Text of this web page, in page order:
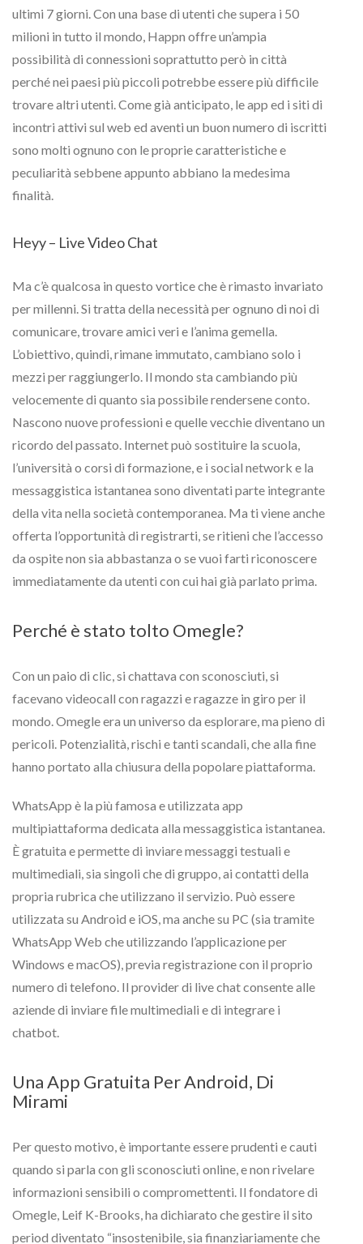
ultimi 7 giorni. Con una base di utenti che supera i 50
milioni in tutto il mondo, Happn offre un’ampia
possibilità di connessioni soprattutto però in città
perché nei paesi più piccoli potrebbe essere più difficile
trovare altri utenti. Come già anticipato, le app ed i siti di
incontri attivi sul web ed aventi un buon numero di iscritti
sono molti ognuno con le proprie caratteristiche e
peculiarità sebbene appunto abbiano la medesima
finalità.
Heyy – Live Video Chat
Ma c’è qualcosa in questo vortice che è rimasto invariato
per millenni. Si tratta della necessità per ognuno di noi di
comunicare, trovare amici veri e l’anima gemella.
L’obiettivo, quindi, rimane immutato, cambiano solo i
mezzi per raggiungerlo. Il mondo sta cambiando più
velocemente di quanto sia possibile rendersene conto.
Nascono nuove professioni e quelle vecchie diventano un
ricordo del passato. Internet può sostituire la scuola,
l’università o corsi di formazione, e i social network e la
messaggistica istantanea sono diventati parte integrante
della vita nella società contemporanea. Ma ti viene anche
offerta l’opportunità di registrarti, se ritieni che l’accesso
da ospite non sia abbastanza o se vuoi farti riconoscere
immediatamente da utenti con cui hai già parlato prima.
Perché è stato tolto Omegle?
Con un paio di clic, si chattava con sconosciuti, si
facevano videocall con ragazzi e ragazze in giro per il
mondo. Omegle era un universo da esplorare, ma pieno di
pericoli. Potenzialità, rischi e tanti scandali, che alla fine
hanno portato alla chiusura della popolare piattaforma.
WhatsApp è la più famosa e utilizzata app
multipiattaforma dedicata alla messaggistica istantanea.
È gratuita e permette di inviare messaggi testuali e
multimediali, sia singoli che di gruppo, ai contatti della
propria rubrica che utilizzano il servizio. Può essere
utilizzata su Android e iOS, ma anche su PC (sia tramite
WhatsApp Web che utilizzando l’applicazione per
Windows e macOS), previa registrazione con il proprio
numero di telefono. Il provider di live chat consente alle
aziende di inviare file multimediali e di integrare i
chatbot.
Una App Gratuita Per Android, Di
Mirami
Per questo motivo, è importante essere prudenti e cauti
quando si parla con gli sconosciuti online, e non rivelare
informazioni sensibili o compromettenti. Il fondatore di
Omegle, Leif K-Brooks, ha dichiarato che gestire il sito
period diventato “insostenibile, sia finanziariamente che